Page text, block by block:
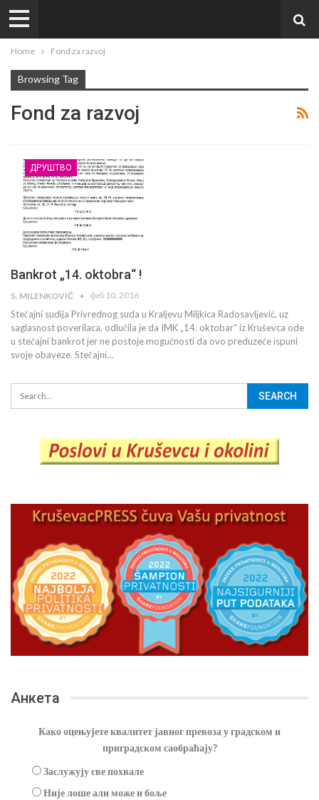
Home Fond za razvoj
Browsing Tag
Fond za razvoj
ДРУШТВО
Bankrot „14. oktobra“ !
S. MILENKOVIĆ феб 10, 2016
Stečajni sudija Privrednog suda u Kraljevu Miljkica Radosavljević, uz
saglasnost poverilaca, odlučila je da IMK „14. oktobar“ iz Kruševca ode
u stečajni bankrot jer ne postoje mogućnosti da ovo preduzeće ispuni
svoje obaveze. Stečajni…
Анкета
Како оцењујете квалитет јавног превоза у градском и
приградском саобраћају?
Заслужују све похвале
Није лоше али може и боље